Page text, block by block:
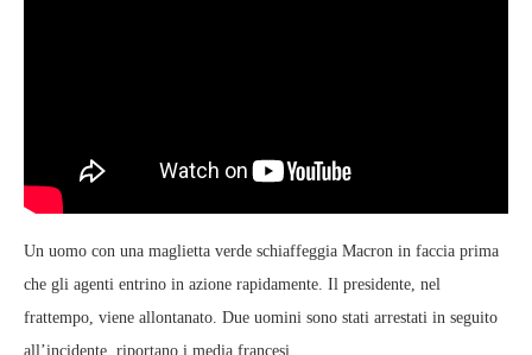
Un uomo con una maglietta verde schiaffeggia Macron in faccia prima
che gli agenti entrino in azione rapidamente. Il presidente, nel
frattempo, viene allontanato. Due uomini sono stati arrestati in seguito
all’incidente, riportano i media francesi.